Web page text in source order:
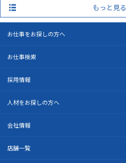
もっと見る
お仕事をお探しの方へ
お仕事検索
採用情報
人材をお探しの方へ
会社情報
店舗一覧